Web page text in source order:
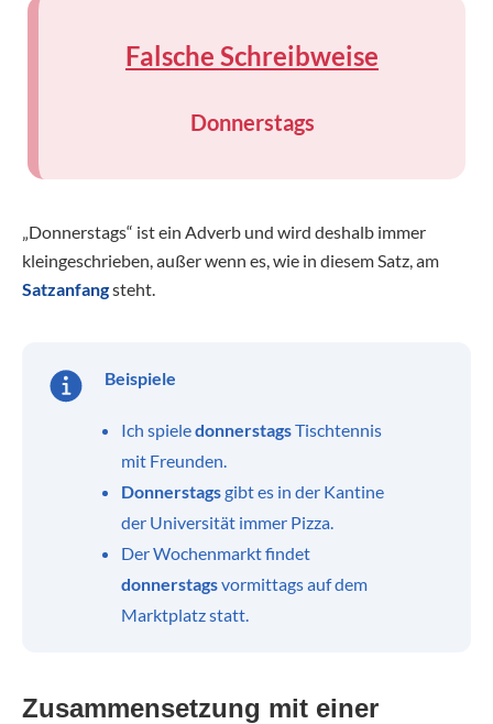
Falsche Schreibweise
Donnerstags
„Donnerstags“ ist ein Adverb und wird deshalb immer
kleingeschrieben, außer wenn es, wie in diesem Satz, am
Satzanfangsteht.
Beispiele
Ich spieledonnerstagsTischtennis
mit Freunden.
Donnerstagsgibt es in der Kantine
der Universität immer Pizza.
Der Wochenmarkt findet
donnerstagsvormittags auf dem
Marktplatz statt.
Zusammensetzung mit einer